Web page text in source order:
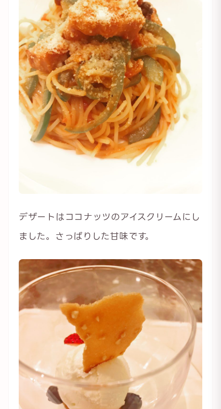
デザートはココナッツのアイスクリームにし
ました。さっぱりした甘味です。